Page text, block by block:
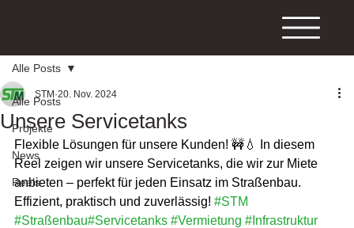
Alle Posts
Projekte
News
Reels
Alle Posts
Unsere Servicetanks
STM 20. Nov. 2024
Flexible Lösungen für unsere Kunden! 🚧💧 In diesem
Reel zeigen wir unsere Servicetanks, die wir zur Miete
anbieten – perfekt für jeden Einsatz im Straßenbau.
Effizient, praktisch und zuverlässig! #STM
#Straßenbau#Servicetanks #Vermietung #Infrastruktur